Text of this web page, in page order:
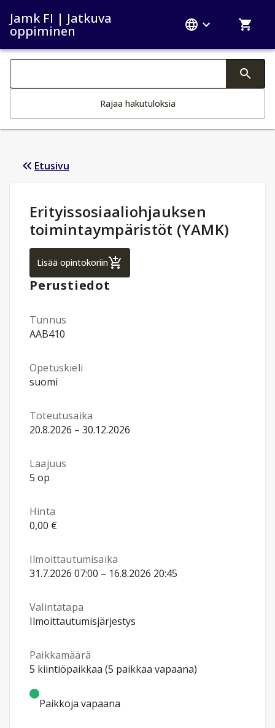
Jamk FI | Jatkuva
oppiminen
Haku kategoriat
Rajaa hakutuloksia
Etusivu
Opintotiedot:
Erityissosiaaliohjauksen
toimintaympäristöt (YAMK)
Lisää opintokoriinErityissosiaaliohjauksen
Perustiedot
Tunnus
AAB410
Opetuskieli
suomi
Toteutusaika
20.8.2026 – 30.12.2026
Laajuus
5 op
Hinta
0,00 €
Ilmoittautumisaika
31.7.2026 07:00 – 16.8.2026 20:45
Valintatapa
Ilmoittautumisjärjestys
Paikkamäärä
5 kiintiöpaikkaa (5 paikkaa vapaana)
Paikkoja vapaana